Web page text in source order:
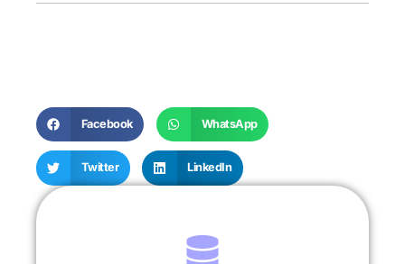
Facebook WhatsApp
Twitter LinkedIn